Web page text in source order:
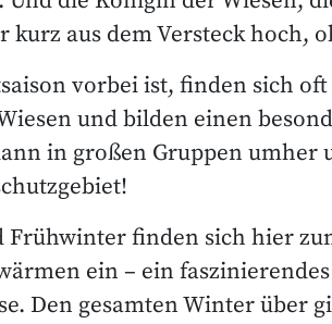
aus dem Versteck hoch,
vorbei ist, finden sich
und bilden einen
in großen Gruppen umher
Frühwinter finden sich hier
ein – ein
Den gesamten Winter über